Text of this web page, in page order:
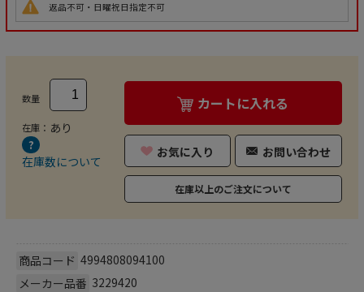
返品不可・日曜祝日指定不可
数量
在庫： あり
在庫数について
カートに入れる
お気に入り お問い合わせ
在庫以上のご注文について
商品コード 4994808094100
メーカー品番 3229420